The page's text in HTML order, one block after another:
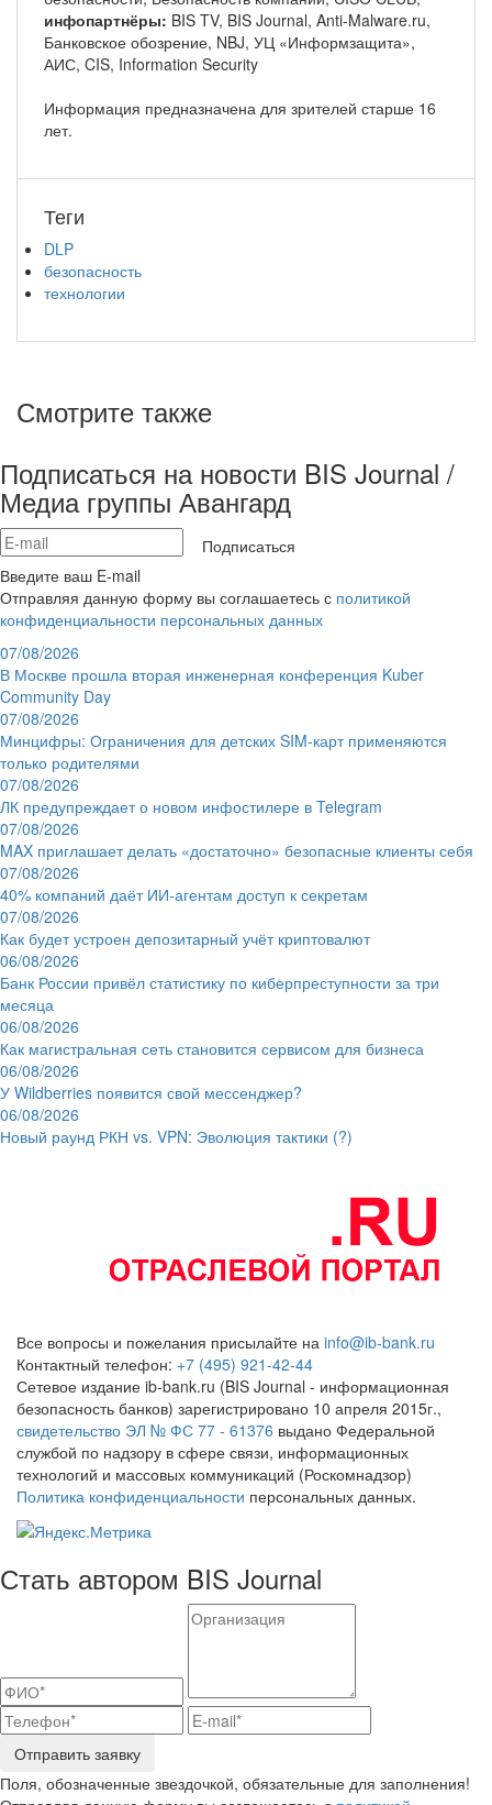
инфопартнёры: BIS TV, BIS Journal, Anti-Malware.ru,
Банковское обозрение, NBJ, УЦ «Информзащита»,
АИС, CIS, Information Security
Информация предназначена для зрителей старше 16
лет.
Теги
DLP
безопасность
технологии
Смотрите также
Подписаться на новости BIS Journal /
Медиа группы Авангард
Подписаться
Введите ваш E-mail
Отправляя данную форму вы соглашаетесь с политикой
конфиденциальности персональных данных
07/08/2026
В Москве прошла вторая инженерная конференция Kuber
Community Day
07/08/2026
Минцифры: Ограничения для детских SIM-карт применяются
только родителями
07/08/2026
ЛК предупреждает о новом инфостилере в Telegram
07/08/2026
MAX приглашает делать «достаточно» безопасные клиенты себя
07/08/2026
40% компаний даёт ИИ‑агентам доступ к секретам
07/08/2026
Как будет устроен депозитарный учёт криптовалют
06/08/2026
Банк России привёл статистику по киберпреступности за три
месяца
06/08/2026
Как магистральная сеть становится сервисом для бизнеса
06/08/2026
У Wildberries появится свой мессенджер?
06/08/2026
Новый раунд РКН vs. VPN: Эволюция тактики (?)
Все вопросы и пожелания присылайте на info@ib-bank.ru
Контактный телефон: +7 (495) 921-42-44
Сетевое издание ib-bank.ru (BIS Journal - информационная
безопасность банков) зарегистрировано 10 апреля 2015г.,
свидетельство ЭЛ № ФС 77 - 61376 выдано Федеральной
службой по надзору в сфере связи, информационных
технологий и массовых коммуникаций (Роскомнадзор)
Политика конфиденциальности персональных данных.
Стать автором BIS Journal
Отправить заявку
Поля, обозначенные звездочкой, обязательные для заполнения!